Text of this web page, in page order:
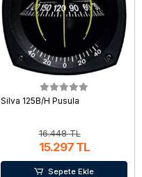
Silva 125B/H Pusula
16.448 TL
15.297 TL
Sepete Ekle